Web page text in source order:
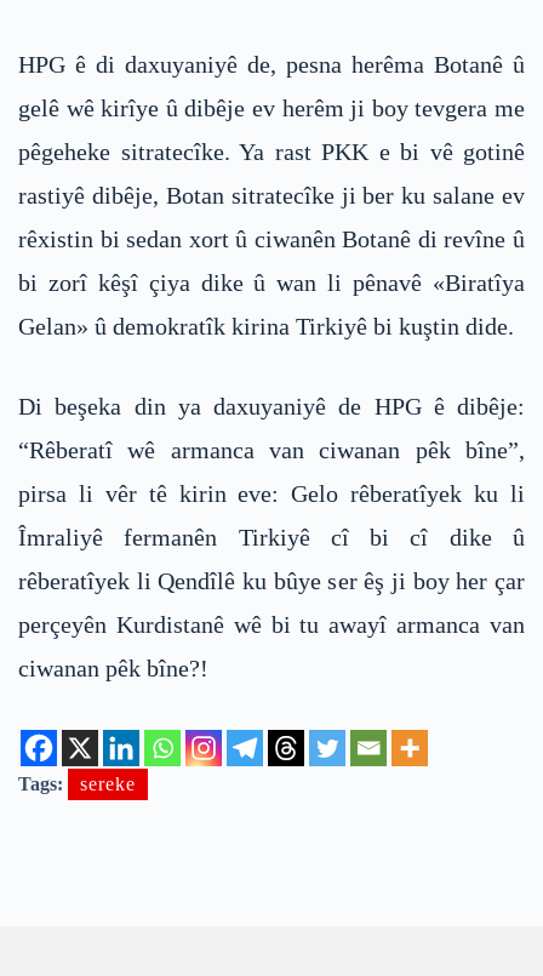
HPG ê di daxuyaniyê de, pesna herêma Botanê û
gelê wê kirîye û dibêje ev herêm ji boy tevgera me
pêgeheke sitratecîke. Ya rast PKK e bi vê gotinê
rastiyê dibêje, Botan sitratecîke ji ber ku salane ev
rêxistin bi sedan xort û ciwanên Botanê di revîne û
bi zorî kêşî çiya dike û wan li pênavê «Biratîya
Gelan» û demokratîk kirina Tirkiyê bi kuştin dide.
Di beşeka din ya daxuyaniyê de HPG ê dibêje:
“Rêberatî wê armanca van ciwanan pêk bîne”,
pirsa li vêr tê kirin eve: Gelo rêberatîyek ku li
Îmraliyê fermanên Tirkiyê cî bi cî dike û
rêberatîyek li Qendîlê ku bûye ser êş ji boy her çar
perçeyên Kurdistanê wê bi tu awayî armanca van
ciwanan pêk bîne?!
Tags: sereke